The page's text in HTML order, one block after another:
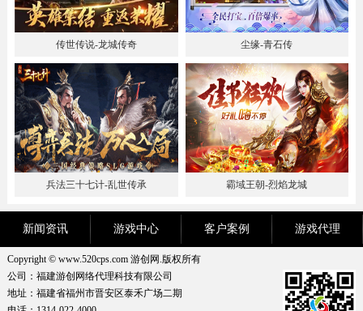
传世传说-龙城传奇 尘缘-青石传
兵法三十七计-乱世传承 霸域王朝-烈焰龙城
新闻资讯 游戏中心 客户案例 游戏代理
Copyright © www.520cps.com 游创网.版权所有
公司：福建游创网络代理科技有限公司
地址：福建省福州市晋安区泰禾广场二期